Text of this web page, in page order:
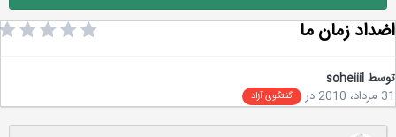
زمان ما
soheiiil
در گفتگوی آزاد